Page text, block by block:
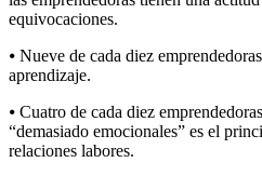
equivocaciones.
⦁ Nueve de cada diez
aprendizaje.
⦁ Cuatro de cada diez
“demasiado emocionales” es el
relaciones labores.